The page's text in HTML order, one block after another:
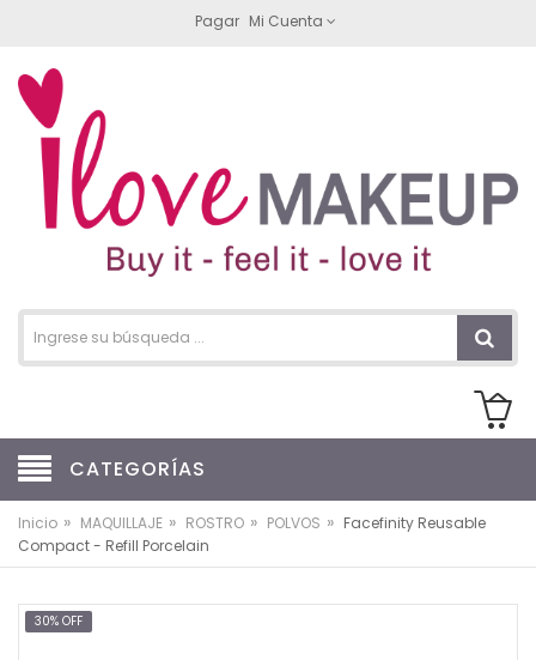
Pagar Mi Cuenta
CATEGORÍAS
Inicio » MAQUILLAJE » ROSTRO » POLVOS » Facefinity Reusable
Compact - Refill Porcelain
30% OFF